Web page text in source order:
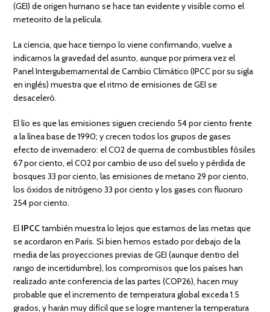
(GEI) de origen humano se hace tan evidente y visible como el
meteorito de la película.
La ciencia, que hace tiempo lo viene confirmando, vuelve a
indicarnos la gravedad del asunto, aunque por primera vez el
Panel Intergubernamental de Cambio Climático (IPCC por su sigla
en inglés) muestra que el ritmo de emisiones de GEI se
desaceleró.
El lío es que las emisiones siguen creciendo 54 por ciento frente
a la línea base de 1990; y crecen todos los grupos de gases
efecto de invernadero: el CO2 de quema de combustibles fósiles
67 por ciento, el CO2 por cambio de uso del suelo y pérdida de
bosques 33 por ciento, las emisiones de metano 29 por ciento,
los óxidos de nitrógeno 33 por ciento y los gases con fluoruro
254 por ciento.
El IPCCtambién muestra lo lejos que estamos de las metas que
se acordaron en París. Si bien hemos estado por debajo de la
media de las proyecciones previas de GEI (aunque dentro del
rango de incertidumbre), los compromisos que los países han
realizado ante conferencia de las partes (COP26), hacen muy
probable que el incremento de temperatura global exceda 1.5
grados, y harán muy difícil que se logre mantener la temperatura